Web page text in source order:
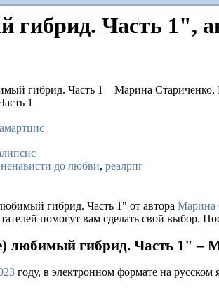
Часть 1",
1
до любви, реалрпг
гибрид. Часть 1" от автора Марина
помогут вам сделать свой выбор.
любимый гибрид. Часть 1" –
году, в электронном формате на